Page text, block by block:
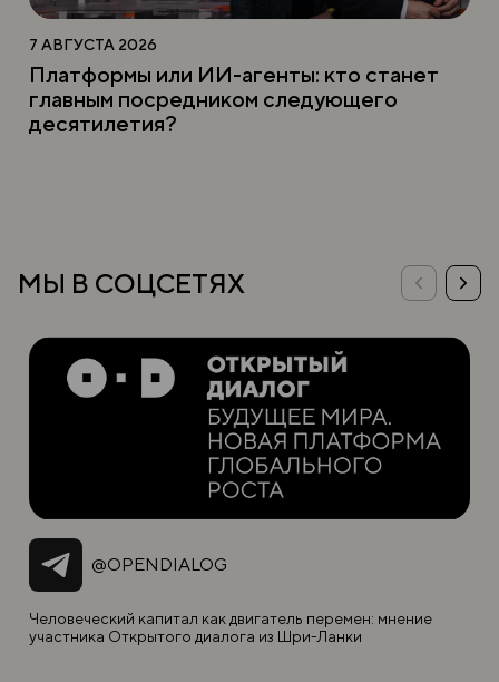
7 АВГУСТА 2026
Платформы или ИИ-агенты: кто станет
главным посредником следующего
десятилетия?
МЫ В СОЦСЕТЯХ
@OPENDIALOG
Человеческий капитал как двигатель перемен: мнение
участника Открытого диалога из Шри-Ланки